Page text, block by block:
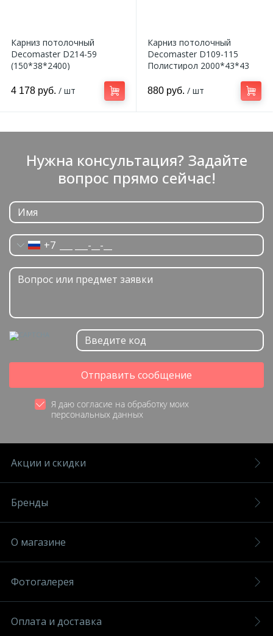
Карниз потолочный
Decomaster D214-59
(150*38*2400)
4 178 руб. / шт
Карниз потолочный
Decomaster D109-115
Полистирол 2000*43*43
880 руб. / шт
Нужна консультация? Задайте
вопрос прямо сейчас!
+7
Отправить сообщение
Я даю согласие на обработку моих
персональных данных
Акции и скидки
Бренды
О магазине
Фотогалерея
Оплата и доставка